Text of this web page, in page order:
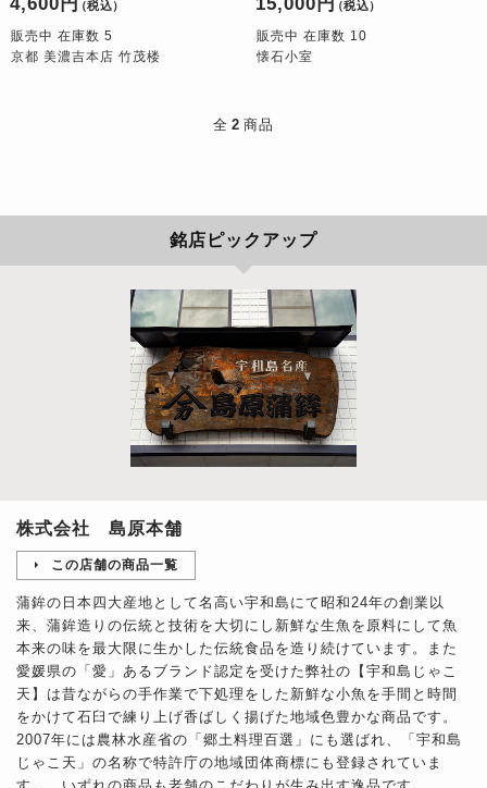
4,600円 （税込）
販売中 在庫数 5
京都 美濃吉本店 竹茂楼
15,000円 （税込）
販売中 在庫数 10
懐石小室
全 2 商品
銘店ピックアップ
株式会社 島原本舗
この店舗の商品一覧
蒲鉾の日本四大産地として名高い宇和島にて昭和24年の創業以
来、蒲鉾造りの伝統と技術を大切にし新鮮な生魚を原料にして魚
本来の味を最大限に生かした伝統食品を造り続けています。また
愛媛県の「愛」あるブランド認定を受けた弊社の【宇和島じゃこ
天】は昔ながらの手作業で下処理をした新鮮な小魚を手間と時間
をかけて石臼で練り上げ香ばしく揚げた地域色豊かな商品です。
2007年には農林水産省の「郷土料理百選」にも選ばれ、「宇和島
じゃこ天」の名称で特許庁の地域団体商標にも登録されていま